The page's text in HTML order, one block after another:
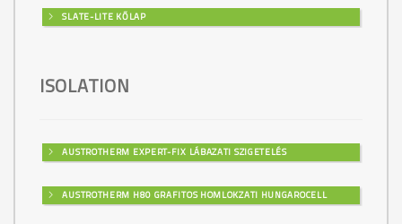
SLATE-LITE KŐLAP
ISOLATION
AUSTROTHERM EXPERT-FIX LÁBAZATI SZIGETELÉS
AUSTROTHERM H80 GRAFITOS HOMLOKZATI HUNGAROCELL